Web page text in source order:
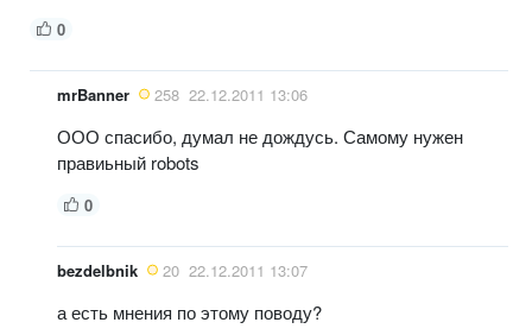
0
mrBanner 258 22.12.2011 13:06
ООО спасибо, думал не дождусь. Самому нужен
правиьный robots
0
bezdelbnik 20 22.12.2011 13:07
а есть мнения по этому поводу?